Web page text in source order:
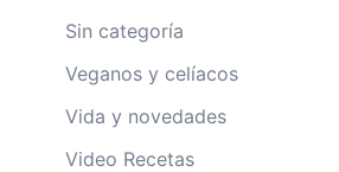
Sin categoría
Veganos y celíacos
Vida y novedades
Video Recetas